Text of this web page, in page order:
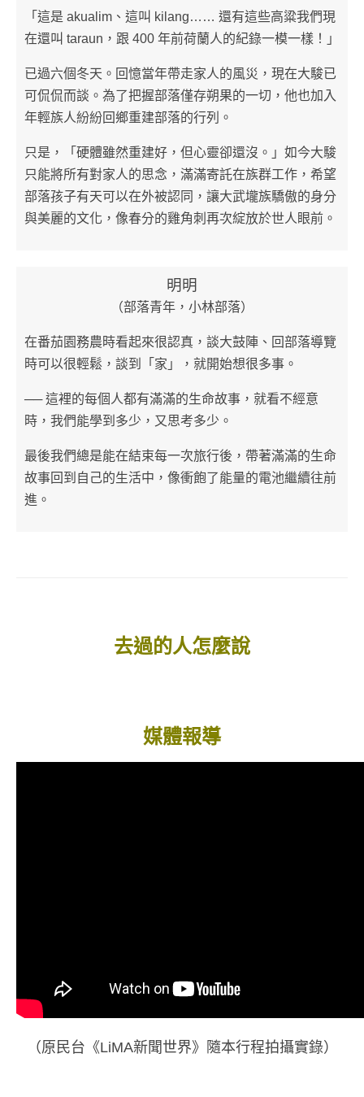
「這是 akualim、這叫 kilang…… 還有這些高粱我們現
在還叫 taraun，跟 400 年前荷蘭人的紀錄一模一樣！」
已過六個冬天。回憶當年帶走家人的風災，現在大駿已
可侃侃而談。為了把握部落僅存朔果的一切，他也加入
年輕族人紛紛回鄉重建部落的行列。
只是，「硬體雖然重建好，但心靈卻還沒。」如今大駿
只能將所有對家人的思念，滿滿寄託在族群工作，希望
部落孩子有天可以在外被認同，讓大武壠族驕傲的身分
與美麗的文化，像春分的雞角刺再次綻放於世人眼前。
明明
（部落青年，小林部落）
在番茄園務農時看起來很認真，談大鼓陣、回部落導覽
時可以很輕鬆，談到「家」，就開始想很多事。
── 這裡的每個人都有滿滿的生命故事，就看不經意
時，我們能學到多少，又思考多少。
最後我們總是能在結束每一次旅行後，帶著滿滿的生命
故事回到自己的生活中，像衝飽了能量的電池繼續往前
進。
去過的人怎麼說
媒體報導
（原民台《LiMA新聞世界》隨本行程拍攝實錄）